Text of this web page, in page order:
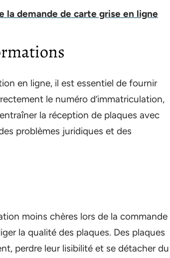
la demande de carte grise en ligne
en ligne, il est essentiel de fournir
le numéro d’immatriculation,
la réception de plaques avec
problèmes juridiques et des
moins chères lors de la commande
la qualité des plaques. Des plaques
perdre leur lisibilité et se détacher du